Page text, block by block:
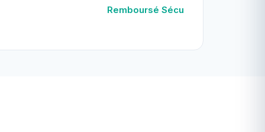
Remboursé Sécu